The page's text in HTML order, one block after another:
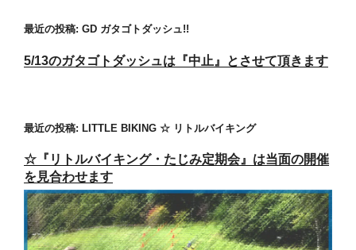
最近の投稿: GD ガタゴトダッシュ!!
5/13のガタゴトダッシュは『中止』とさせて頂きます
最近の投稿: LITTLE BIKING ☆ リトルバイキング
☆『リトルバイキング・たじみ定期会』は当面の開催
を見合わせます